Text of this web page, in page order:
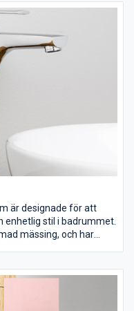
är designade för att
enhetlig stil i badrummet.
mässing, och har